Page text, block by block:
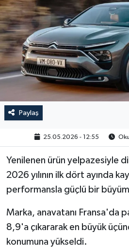
Paylaş
25.05.2026 - 12:55
Yenilenen ürün yelpazesiyle
2026 yılının ilk dört ayında
performansla güçlü bir
Marka, anavatanı Fransa'da
8,9'a çıkararak en büyük
konumuna yükseldi.